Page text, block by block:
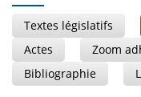
Contact
Accueil
Textes législatifs
Actes
Zoom
Bibliographie